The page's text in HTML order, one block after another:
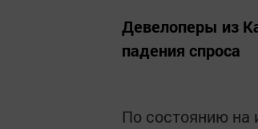
Девелоперы из
падения спроса
По состоянию на